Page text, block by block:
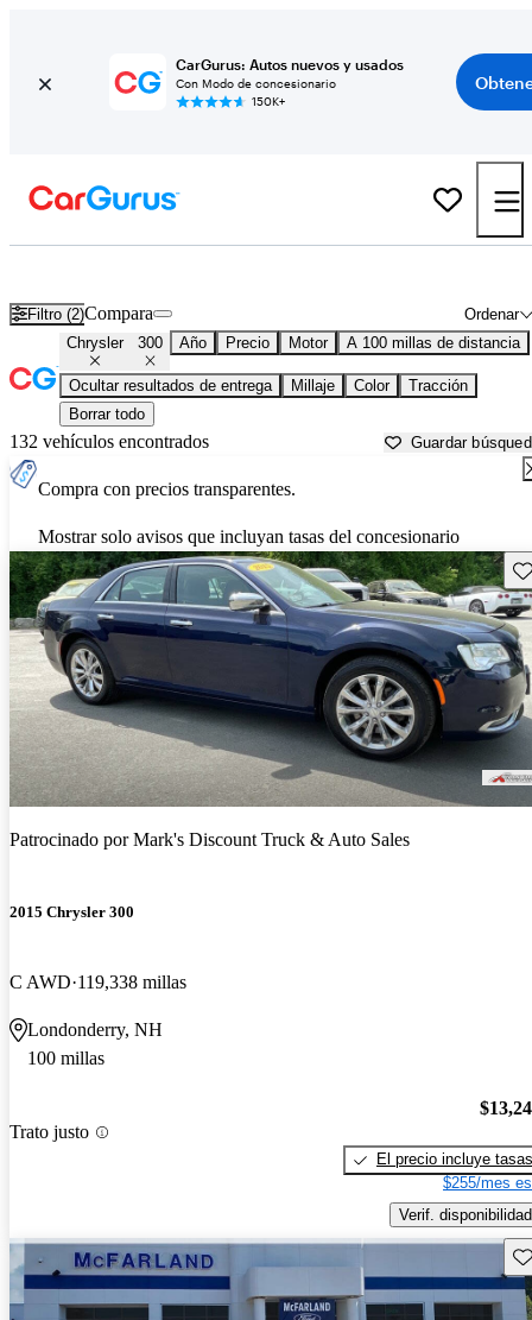
CarGurus: Autos nuevos y usados
Con Modo de concesionario
150K+
Filtro (2) Ordenar
Compara
Chrysler 300 Año Precio Motor A 100 millas de distancia
Ocultar resultados de entrega Millaje Color
Tracción
Borrar todo
132 vehículos encontrados Guardar
Compra con precios transparentes.
Mostrar solo avisos que incluyan tasas del concesionario
Patrocinado porMark's Discount Truck & Auto Sales
2015 Chrysler 300
C AWD 119,338 millas
Londonderry, NH
100 millas
Trato justo
El precio incluye tasas
$255/mes
Verif. disponibilidad